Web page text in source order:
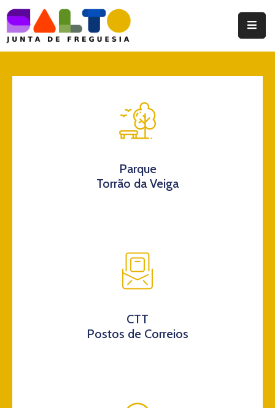
Instituição
Parque
Torrão da Veiga
CTT
Postos de Correios